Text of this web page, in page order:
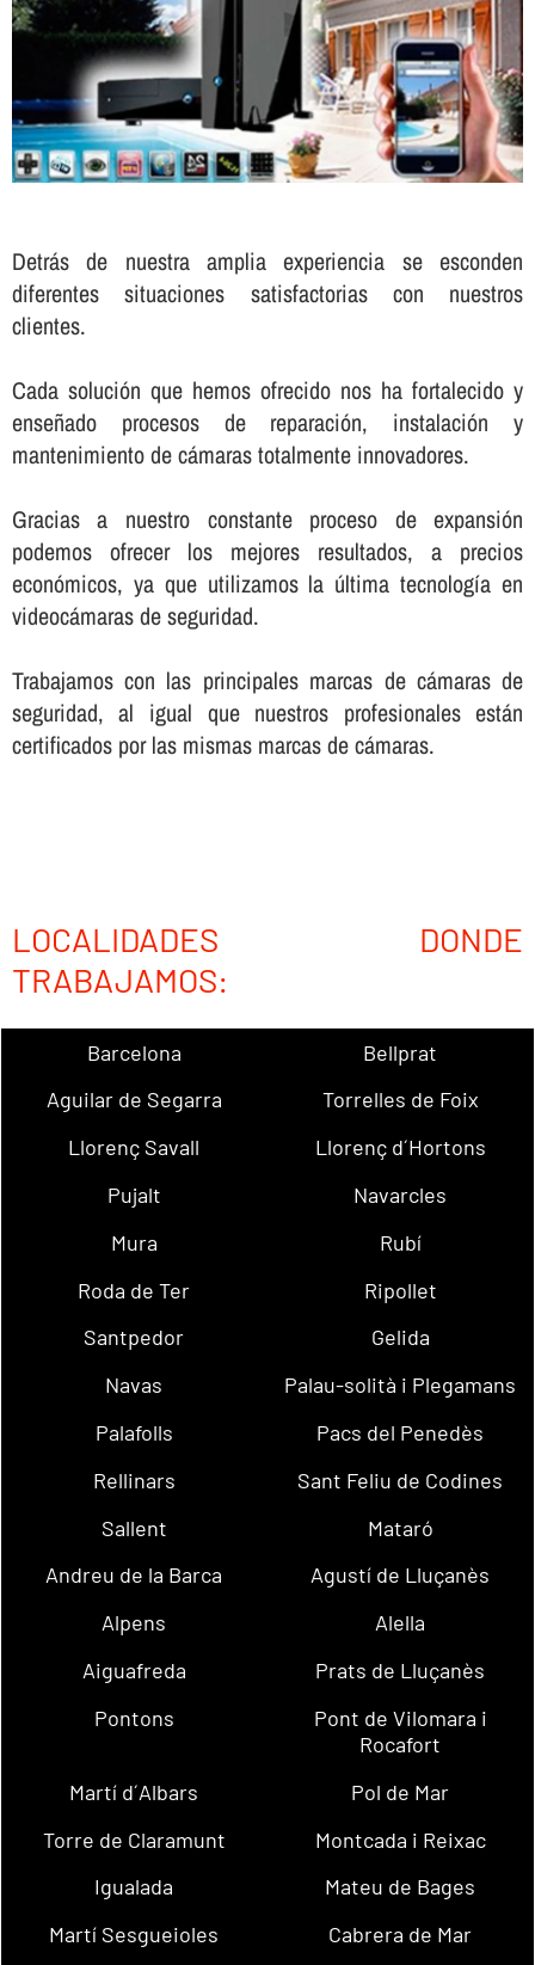
Detrás de nuestra amplia experiencia se esconden
diferentes situaciones satisfactorias con nuestros
clientes.
Cada solución que hemos ofrecido nos ha fortalecido y
enseñado procesos de reparación, instalación y
mantenimiento de cámaras totalmente innovadores.
Gracias a nuestro constante proceso de expansión
podemos ofrecer los mejores resultados, a precios
económicos, ya que utilizamos la última tecnologí­a en
videocámaras de seguridad.
Trabajamos con las principales marcas de cámaras de
seguridad, al igual que nuestros profesionales están
certificados por las mismas marcas de cámaras.
LOCALIDADES DONDE
TRABAJAMOS:
Barcelona
Bellprat
Aguilar de Segarra
Torrelles de Foix
Llorenç Savall
Llorenç d´Hortons
Pujalt
Navarcles
Mura
Rubí
Roda de Ter
Ripollet
Santpedor
Gelida
Navas
Palau-solità i Plegamans
Palafolls
Pacs del Penedès
Rellinars
Sant Feliu de Codines
Sallent
Mataró
Andreu de la Barca
Agustí de Lluçanès
Alpens
Alella
Aiguafreda
Prats de Lluçanès
Pontons
Pont de Vilomara i
Rocafort
Martí d´Albars
Pol de Mar
Torre de Claramunt
Montcada i Reixac
Igualada
Mateu de Bages
Martí Sesgueioles
Cabrera de Mar